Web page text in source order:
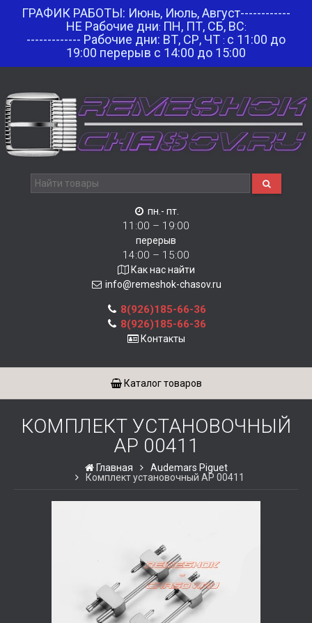
ГРАФИК РАБОТЫ: Июнь, Июль, Август------------
НЕ Рабочие дни: ПН, ПТ, СБ, ВС:
------------- Рабочие дни: ВТ, СР, ЧТ : с 11:00 до
19:00 перерыв с 14:00 до 15:00
пн.- пт.
11:00 – 19:00
перерыв
14:00 – 15:00
Как нас найти
info@remeshok-chasov.ru
8(926)185-66-36
8(926)185-66-36
Контакты
Каталог товаров
КОМПЛЕКТ УСТАНОВОЧНЫЙ
AP 00411
Главная
Audemars Piguet
Комплект установочный AP 00411